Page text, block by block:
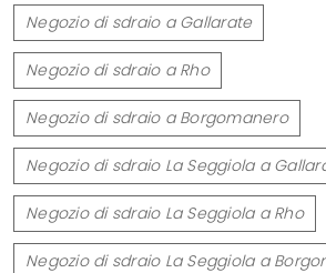
Negozio di sdraio a Gallarate
Negozio di sdraio a Rho
Negozio di sdraio a Borgomanero
Negozio di sdraio La Seggiola a
Negozio di sdraio La Seggiola a Rho
Negozio di sdraio La Seggiola a